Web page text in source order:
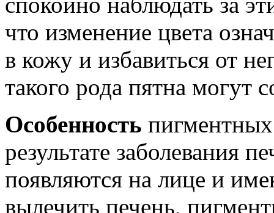
что изменение цвета
в кожу и избавиться от
такого рода пятна могут
Особенность
результате заболевания
появляются на лице и
вылечить печень,